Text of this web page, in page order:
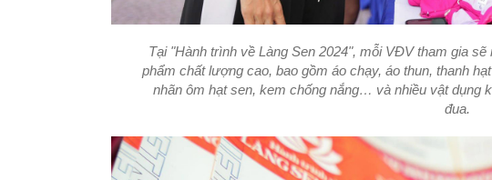
Tại "Hành trình về Làng Sen 2024", mỗi VĐV tham gia
phẩm chất lượng cao, bao gồm áo chạy, áo thun, thanh
nhãn ôm hạt sen, kem chống nắng… và nhiều vật dụng
đua.